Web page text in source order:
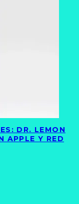
DR. LEMON
APPLE Y RED